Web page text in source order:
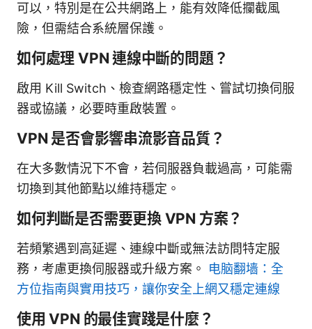
可以，特別是在公共網路上，能有效降低攔截風
險，但需結合系統層保護。
如何處理 VPN 連線中斷的問題？
啟用 Kill Switch、檢查網路穩定性、嘗試切換伺服
器或協議，必要時重啟裝置。
VPN 是否會影響串流影音品質？
在大多數情況下不會，若伺服器負載過高，可能需
切換到其他節點以維持穩定。
如何判斷是否需要更換 VPN 方案？
若頻繁遇到高延遲、連線中斷或無法訪問特定服
務，考慮更換伺服器或升級方案。 电脑翻墙：全
方位指南與實用技巧，讓你安全上網又穩定連線
使用 VPN 的最佳實踐是什麼？